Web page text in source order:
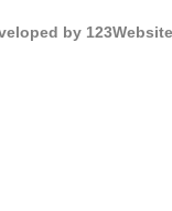
by 123Website